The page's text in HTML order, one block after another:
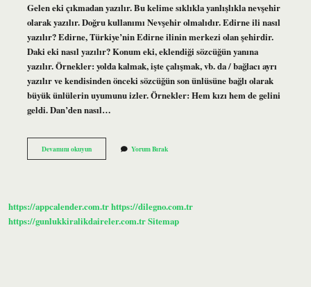
Gelen eki çıkmadan yazılır. Bu kelime sıklıkla yanlışlıkla nevşehir
olarak yazılır. Doğru kullanımı Nevşehir olmalıdır. Edirne ili nasıl
yazılır? Edirne, Türkiye’nin Edirne ilinin merkezi olan şehirdir.
Daki eki nasıl yazılır? Konum eki, eklendiği sözcüğün yanına
yazılır. Örnekler: yolda kalmak, işte çalışmak, vb. da / bağlacı ayrı
yazılır ve kendisinden önceki sözcüğün son ünlüsüne bağlı olarak
büyük ünlülerin uyumunu izler. Örnekler: Hem kızı hem de gelini
geldi. Dan’den nasıl…
Devamını okuyunEdirneden
Nasıl
Yorum Bırak
https://appcalender.com.trhttps://dilegno.com.tr
https://gunlukkiralikdaireler.com.trSitemap